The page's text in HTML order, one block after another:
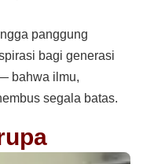
panggung
bagi generasi
bahwa ilmu,
segala batas.